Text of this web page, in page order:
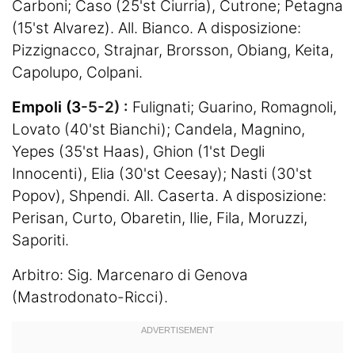
Carboni; Caso (25'st Ciurria), Cutrone; Petagna
(15'st Alvarez). All. Bianco. A disposizione:
Pizzignacco, Strajnar, Brorsson, Obiang, Keita,
Capolupo, Colpani.
Empoli (3-5-2) : Fulignati; Guarino, Romagnoli,
Lovato (40'st Bianchi); Candela, Magnino,
Yepes (35'st Haas), Ghion (1'st Degli
Innocenti), Elia (30'st Ceesay); Nasti (30'st
Popov), Shpendi. All. Caserta. A disposizione:
Perisan, Curto, Obaretin, Ilie, Fila, Moruzzi,
Saporiti.
Arbitro: Sig. Marcenaro di Genova
(Mastrodonato-Ricci).